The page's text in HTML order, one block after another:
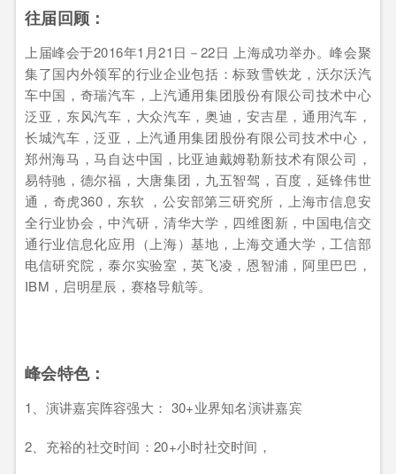
往届回顾：
上届峰会于2016年1月21日－22日 上海成功举办。峰会聚
集了国内外领军的行业企业包括：标致雪铁龙，沃尔沃汽
车中国，奇瑞汽车，上汽通用集团股份有限公司技术中心
泛亚，东风汽车，大众汽车，奥迪，安吉星，通用汽车，
长城汽车，泛亚，上汽通用集团股份有限公司技术中心，
郑州海马，马自达中国，比亚迪戴姆勒新技术有限公司，
易特驰，德尔福，大唐集团，九五智驾，百度，延锋伟世
通，奇虎360，东软 ，公安部第三研究所，上海市信息安
全行业协会，中汽研，清华大学，四维图新，中国电信交
通行业信息化应用（上海）基地，上海交通大学，工信部
电信研究院，泰尔实验室，英飞凌，恩智浦，阿里巴巴，
IBM，启明星辰，赛格导航等。
峰会特色：
1、演讲嘉宾阵容强大： 30+业界知名演讲嘉宾
2、充裕的社交时间：20+小时社交时间，